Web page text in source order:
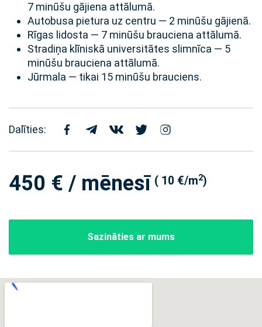
7 minūšu gājiena attālumā.
Autobusa pietura uz centru — 2 minūšu gājienā.
Rīgas lidosta — 7 minūšu brauciena attālumā.
Stradiņa klīniskā universitātes slimnīca — 5
minūšu brauciena attālumā.
Jūrmala — tikai 15 minūšu brauciens.
Dalīties:
450 € / mēnesī ( 10 €/m2)
Sazināties ar mums